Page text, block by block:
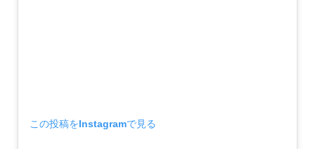
この投稿をInstagramで見る